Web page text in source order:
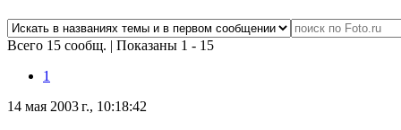
Всего 15 сообщ. | Показаны 1 - 15
1
14 мая 2003 г., 10:18:42